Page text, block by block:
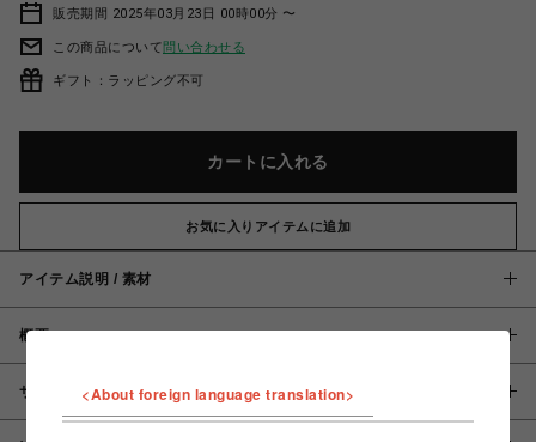
販売期間 2025年03月23日 00時00分 〜
この商品について問い合わせる
ギフト：ラッピング不可
カートに入れる
お気に入りアイテムに追加
アイテム説明 / 素材
概要
サイズ <About foreign language translation>